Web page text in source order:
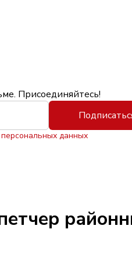
Присоединяйтесь!
данных